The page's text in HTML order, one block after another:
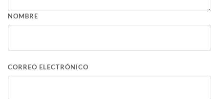
NOMBRE
CORREO ELECTRÓNICO